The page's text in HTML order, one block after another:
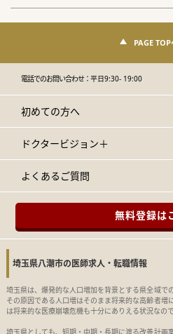
PAGE
電話でのお問い合わせ：平日9:30- 19:00
初めての方へ
ドクタービジョン＋
よくあるご質問
無料登録は
埼玉県八潮市の医師求人・転職情報
埼玉県は、爆発的な人口増加を背景とする県全域で
その原因である人口増はそのまま将来的な高齢者増
は将来的な医療崩壊危機も十分にありえる状況なので